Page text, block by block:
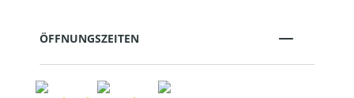
ÖFFNUNGSZEITEN